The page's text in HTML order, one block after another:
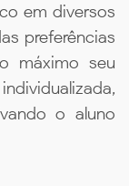
em diversos
preferências
máximo seu
o aluno